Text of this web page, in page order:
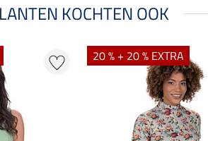
KOCHTEN OOK
20 % + 20 % EXTRA